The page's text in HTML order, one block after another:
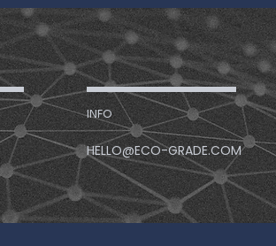
INFO
HELLO@ECO-GRADE.COM